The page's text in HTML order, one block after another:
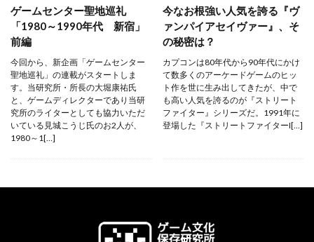
ゲームセンター聖地巡礼
「1980～1990年代 新宿」
前編
今回から、新企画「ゲームセンター
聖地巡礼」の連載がスタートしま
す。当研究所・所長の大堀康祐氏
と、ゲームディレクターであり当研
究所のライターとしても協力いただ
いている見城こうじ氏のお2人が、
1980～1[…]
今なお根強い人気を誇る『ヴ
ァンパイアセイヴァー』、そ
の秘密は？
カプコンは80年代から90年代にかけ
て数多くのアーケードゲームのヒッ
ト作を世に生み出してきたが、中で
も高い人気を誇るのが『ストリート
ファイター』シリーズだ。1991年に
登場した『ストリートファイターI[…]